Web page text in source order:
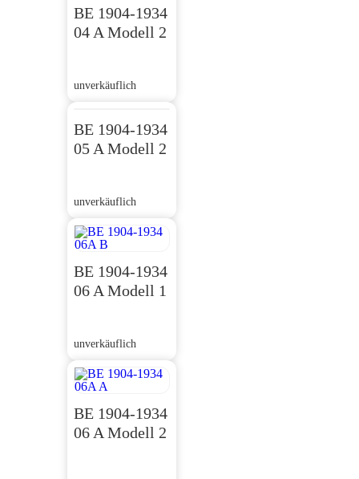
BE 1904-1934
04 A Modell 2
unverkäuflich
BE 1904-1934
05 A Modell 2
unverkäuflich
BE 1904-1934
06 A Modell 1
unverkäuflich
BE 1904-1934
06 A Modell 2